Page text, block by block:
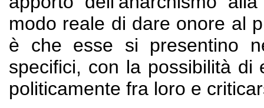
modo reale di dare onore al
è che esse si presentino
specifici, con la possibilità di
politicamente fra loro e